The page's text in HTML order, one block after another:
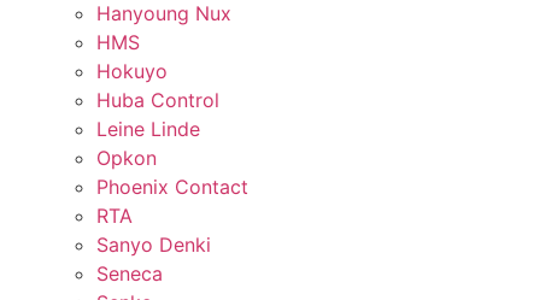
Hanyoung Nux
HMS
Hokuyo
Huba Control
Leine Linde
Opkon
Phoenix Contact
RTA
Sanyo Denki
Seneca